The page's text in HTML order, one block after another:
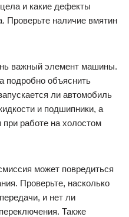
и какие дефекты
Проверьте наличие вмятин
важный элемент машины.
подробно объяснить
ли автомобиль
и подшипники, а
при работе на холостом
может повредиться
Проверьте, насколько
и нет ли
Также